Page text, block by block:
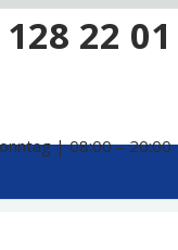
22 01
| 08:00 – 20:00